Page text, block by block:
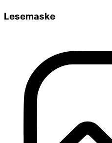
Lesemaske